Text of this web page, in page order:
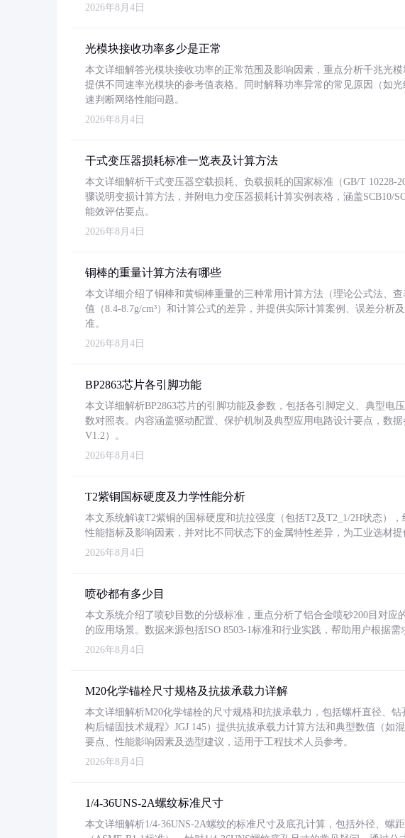
2026年8月4日
光模块接收功率多少是正常
本文详细解答光模块接收功率的正常范围及影响因素，重点分析千兆光
提供不同速率光模块的参考值表格。同时解释功率异常的常见原因（如
速判断网络性能问题。
2026年8月4日
干式变压器损耗标准一览表及计算方法
本文详细解析干式变压器空载损耗、负载损耗的国家标准（GB/T 10228-
骤说明变损计算方法，并附电力变压器损耗计算实例表格，涵盖SCB10/
能效评估要点。
2026年8月4日
铜棒的重量计算方法有哪些
本文详细介绍了铜棒和黄铜棒重量的三种常用计算方法（理论公式法、
值（8.4-8.7g/cm³）和计算公式的差异，并提供实际计算案例、误差分析
准。
2026年8月4日
BP2863芯片各引脚功能
本文详细解析BP2863芯片的引脚功能及参数，包括各引脚定义、典型电
数对照表。内容涵盖驱动配置、保护机制及典型应用电路设计要点，数
V1.2）。
2026年8月4日
T2紫铜国标硬度及力学性能分析
本文系统解读T2紫铜的国标硬度和抗拉强度（包括T2及T2_1/2H状态）
性能指标及影响因素，并对比不同状态下的金属特性差异，为工业选材提
2026年8月4日
喷砂都有多少目
本文系统介绍了喷砂目数的分级标准，重点分析了铝合金喷砂200目对应
的应用场景。数据来源包括ISO 8503-1标准和行业实践，帮助用户根据需
2026年8月4日
M20化学锚栓尺寸规格及抗拔承载力详解
本文详细解析M20化学锚栓的尺寸规格和抗拔承载力，包括螺杆直径、
构后锚固技术规程》JGJ 145）提供抗拔承载力计算方法和典型数值（如
要点、性能影响因素及选型建议，适用于工程技术人员参考。
2026年8月4日
1/4-36UNS-2A螺纹标准尺寸
本文详细解析1/4-36UNS-2A螺纹的标准尺寸及底孔计算，包括外径、螺